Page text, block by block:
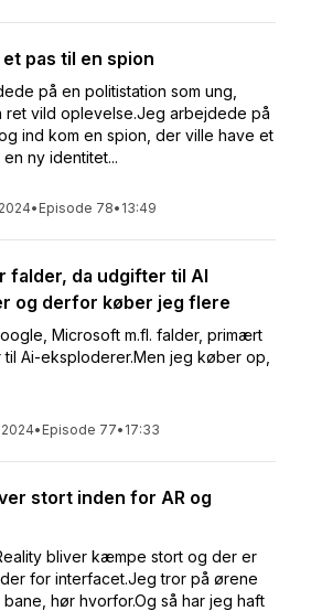
pas til en spion
på en politistation som ung,
ret vild oplevelse.Jeg arbejdede på
ind kom en spion, der ville have et
ny identitet...
• Episode 78• 13:49
falder, da udgifter til AI
og derfor køber jeg flere
Microsoft m.fl. falder, primært
Ai-eksploderer.Men jeg køber op,
• Episode 77• 17:33
stort inden for AR og
bliver kæmpe stort og der er
for interfacet.Jeg tror på ørene
hør hvorfor.Og så har jeg haft